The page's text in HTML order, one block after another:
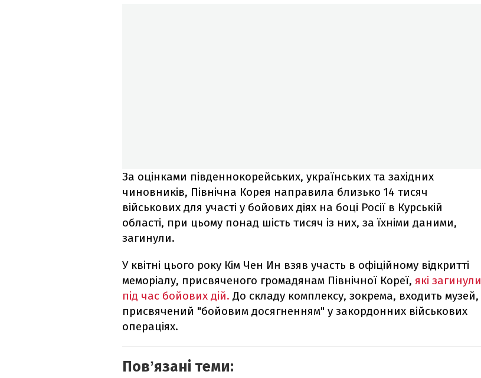
За оцінками південнокорейських, українських та західних
чиновників, Північна Корея направила близько 14 тисяч
військових для участі у бойових діях на боці Росії в Курській
області, при цьому понад шість тисяч із них, за їхніми даними,
загинули.
У квітні цього року Кім Чен Ин взяв участь в офіційному відкритті
меморіалу, присвяченого громадянам Північної Кореї, які загинули
під час бойових дій. До складу комплексу, зокрема, входить музей,
присвячений "бойовим досягненням" у закордонних військових
операціях.
Повʼязані теми: